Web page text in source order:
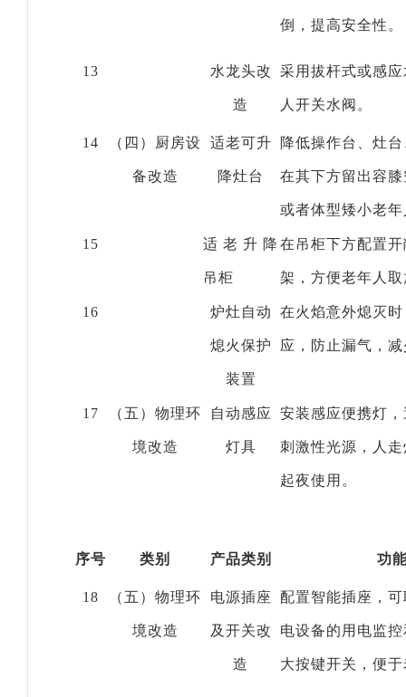
倒，提高安全性。
13 水龙头改
造
采用拔杆式或感
人开关水阀。
14 （四）厨房设
备改造
适老可升
降灶台
降低操作台、灶
在其下方留出容
或者体型矮小老
15 适老升降
吊柜
在吊柜下方配置
架，方便老年人
16 炉灶自动
熄火保护
装置
在火焰意外熄灭
应，防止漏气，
17 （五）物理环
境改造
自动感应
灯具
安装感应便携灯
刺激性光源，人
起夜使用。
序号 类别 产品类别 功
18 （五）物理环
境改造
电源插座
及开关改
造
配置智能插座，
电设备的用电监
大按键开关，便